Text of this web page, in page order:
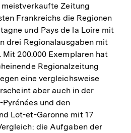
Zeitung
Frankreichs die Regionen
und Pays de la Loire mit
drei Regionalausgaben mit
200.000 Exemplaren hat
Regionalzeitung
eine vergleichsweise
aber auch in der
und den
Lot-et-Garonne mit 17
die Aufgaben der